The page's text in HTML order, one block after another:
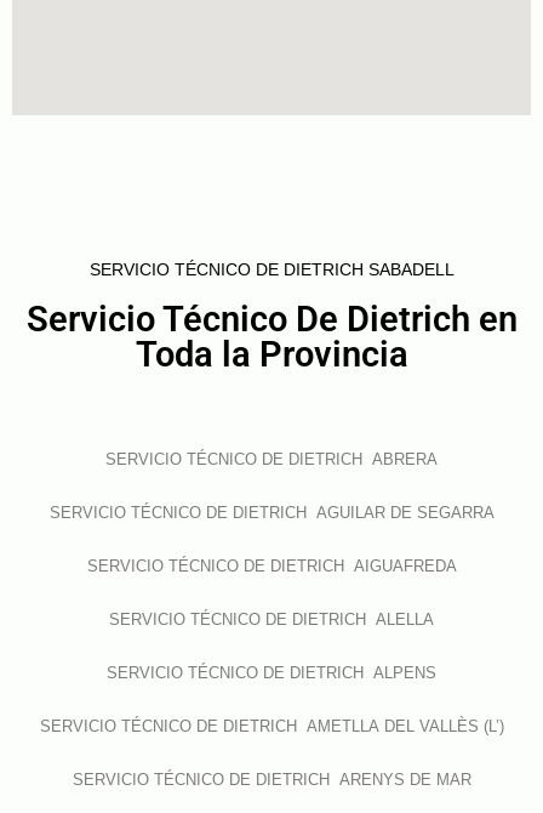
SERVICIO TÉCNICO DE DIETRICH SABADELL
Servicio Técnico De Dietrich en
Toda la Provincia
SERVICIO TÉCNICO DE DIETRICH ABRERA
SERVICIO TÉCNICO DE DIETRICH AGUILAR DE SEGARRA
SERVICIO TÉCNICO DE DIETRICH AIGUAFREDA
SERVICIO TÉCNICO DE DIETRICH ALELLA
SERVICIO TÉCNICO DE DIETRICH ALPENS
SERVICIO TÉCNICO DE DIETRICH AMETLLA DEL VALLÈS (L’)
SERVICIO TÉCNICO DE DIETRICH ARENYS DE MAR